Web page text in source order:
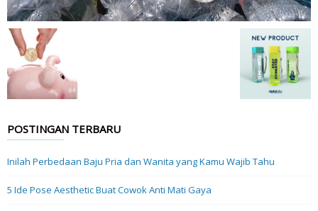
POSTINGAN TERBARU
Inilah Perbedaan Baju Pria dan Wanita yang Kamu Wajib Tahu
5 Ide Pose Aesthetic Buat Cowok Anti Mati Gaya